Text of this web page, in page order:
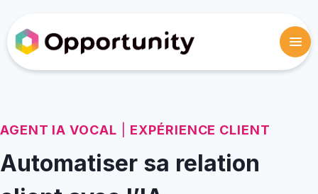
AGENT IA VOCAL EXPÉRIENCE CLIENT
Automatiser sa relation